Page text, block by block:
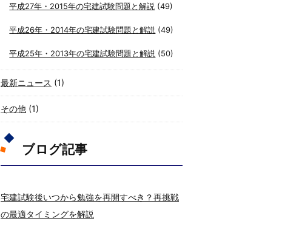
平成27年・2015年の宅建試験問題と解説 (49)
平成26年・2014年の宅建試験問題と解説 (49)
平成25年・2013年の宅建試験問題と解説 (50)
最新ニュース (1)
その他 (1)
ブログ記事
宅建試験後いつから勉強を再開すべき？再挑戦
の最適タイミングを解説